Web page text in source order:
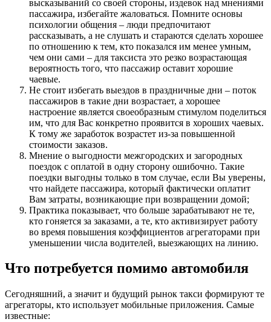
высказываний со своей стороны, издевок над мнениями
пассажира, избегайте жаловаться. Помните основы
психологии общения – люди предпочитают
рассказывать, а не слушать и стараются сделать хорошее
по отношению к тем, кто показался им менее умным,
чем они сами – для таксиста это резко возрастающая
вероятность того, что пассажир оставит хорошие
чаевые.
Не стоит избегать выездов в праздничные дни – поток
пассажиров в такие дни возрастает, а хорошее
настроение является своеобразным стимулом поделиться
им, что для Вас конкретно проявится в хороших чаевых.
К тому же заработок возрастет из-за повышенной
стоимости заказов.
Мнение о выгодности межгородских и загородных
поездок с оплатой в одну сторону ошибочно. Такие
поездки выгодны только в том случае, если Вы уверены,
что найдете пассажира, который фактически оплатит
Вам затраты, возникающие при возвращении домой;
Практика показывает, что больше зарабатывают не те,
кто гоняется за заказами, а те, кто активизирует работу
во время повышения коэффициентов агрегаторами при
уменьшении числа водителей, выезжающих на линию.
Что потребуется помимо автомобиля
Сегодняшний, а значит и будущий рынок такси формируют те
агрегаторы, кто использует мобильные приложения. Самые
известные: